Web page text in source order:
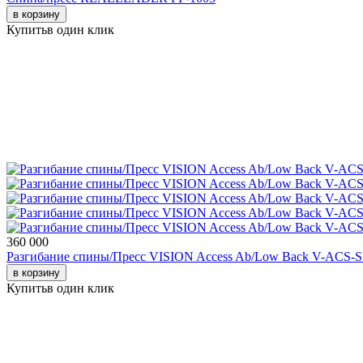
в корзину
Купитьв один клик
360 000
Разгибание спины/Пресс VISION Access Ab/Low Back V-ACS-
в корзину
Купитьв один клик